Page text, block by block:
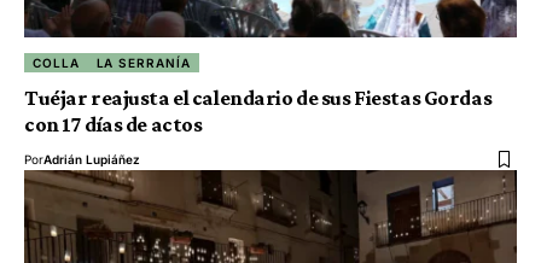
COLLA LA SERRANÍA
Tuéjar reajusta el calendario de sus Fiestas Gordas
con 17 días de actos
PorAdrián Lupiáñez